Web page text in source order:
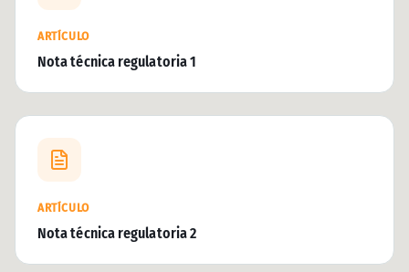
ARTÍCULO
Nota técnica regulatoria 1
ARTÍCULO
Nota técnica regulatoria 2